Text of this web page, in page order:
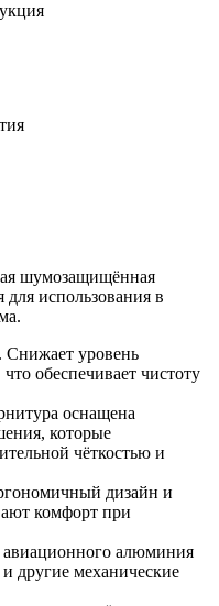
шумозащищённая
для использования в
. Снижает уровень
обеспечивает чистоту
оснащена
которые
чёткостью и
дизайн и
комфорт при
авиационного алюминия
другие механические